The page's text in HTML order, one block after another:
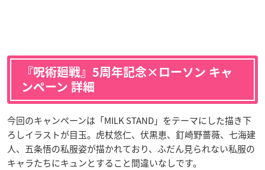
『呪術廻戦』5周年記念×ローソン キャ
ンペーン 詳細
今回のキャンペーンは「MILK STAND」をテーマにした描き下
ろしイラストが目玉。虎杖悠仁、伏黒恵、釘崎野薔薇、七海建
人、五条悟の私服姿が描かれており、ふだん見られない私服の
キャラたちにキュンとすること間違いなしです。